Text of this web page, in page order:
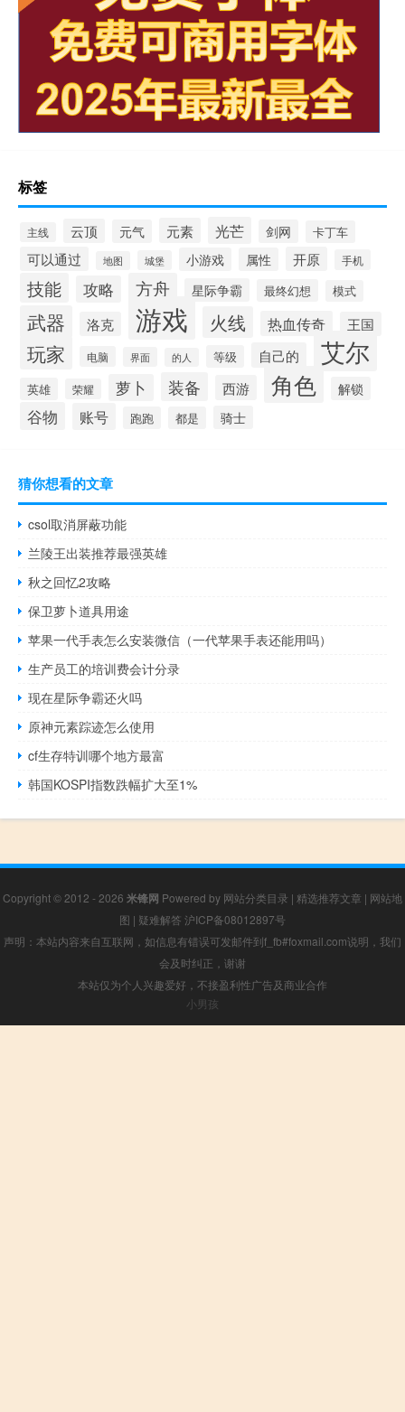
标签
主线 云顶 元气 元素 光芒 剑网 卡丁车
可以通过 地图 城堡 小游戏 属性 开原 手机
技能 攻略 方舟 星际争霸 最终幻想 模式
武器 洛克 游戏 火线 热血传奇 王国
玩家 电脑 界面 的人 等级 自己的 艾尔
英雄 荣耀 萝卜 装备 西游 角色 解锁
谷物 账号 跑跑 都是 骑士
猜你想看的文章
csol取消屏蔽功能
兰陵王出装推荐最强英雄
秋之回忆2攻略
保卫萝卜道具用途
苹果一代手表怎么安装微信（一代苹果手表还能用吗）
生产员工的培训费会计分录
现在星际争霸还火吗
原神元素踪迹怎么使用
cf生存特训哪个地方最富
韩国KOSPI指数跌幅扩大至1%
Copyright © 2012 - 2026 米锋网 Powered by 网站分类目录 | 精选推荐文章 | 网站地
图 | 疑难解答 沪ICP备08012897号
声明：本站内容来自互联网，如信息有错误可发邮件到f_fb#foxmail.com说明，我们
会及时纠正，谢谢
本站仅为个人兴趣爱好，不接盈利性广告及商业合作
小男孩